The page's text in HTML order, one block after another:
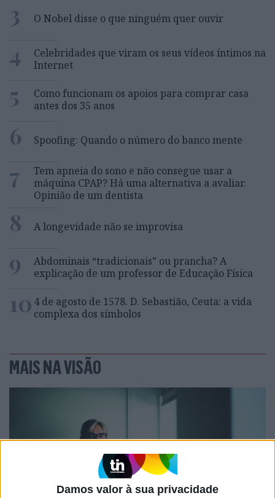
Damos valor à sua privacidade
3 O Nobel disse o que ninguém quer ouvir
4
Celebridades que viram os seus vídeos íntimos na
Internet
5
Como funcionam os apoios para comprar casa
antes dos 35 anos
6 Spoofing: Quando o número do banco mente
7
Tem apneia do sono e não consegue usar a
máquina CPAP? Há uma alternativa a avaliar.
Opinião de um dentista
8 A longevidade não se improvisa
9
Abdominais “tradicionais” ou prancha? A
explicação de um professor de Educação Física
10 4 de agosto de 1578. D. Sebastião, Ceuta: a vida
complexa dos símbolos
MAIS NA VISÃO